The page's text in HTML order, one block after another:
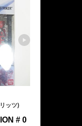
ッツ)
# 0